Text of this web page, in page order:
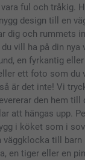
ful och tråkig.
design till en
dig och rummets
vill ha på din nya
en fyrkantig
ett foto som du
är det inte! Vi
den hem till
att hängas upp.
i köket som i
väggklocka till barn
en tiger eller en